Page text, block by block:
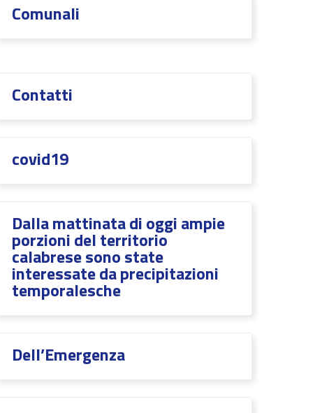
Comunali
Contatti
covid19
Dalla mattinata di oggi ampie
porzioni del territorio
calabrese sono state
interessate da precipitazioni
temporalesche
Dell’Emergenza